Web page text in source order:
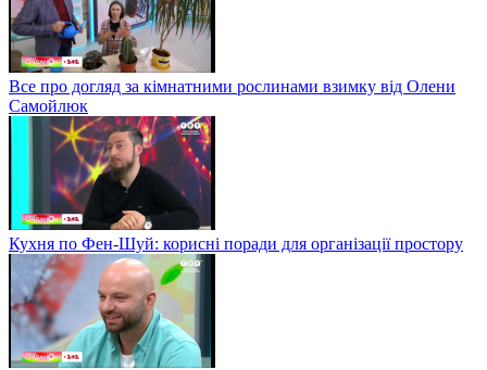
Все про догляд за кімнатними рослинами взимку від Олени
Самойлюк
Кухня по Фен-Шуй: корисні поради для організації простору